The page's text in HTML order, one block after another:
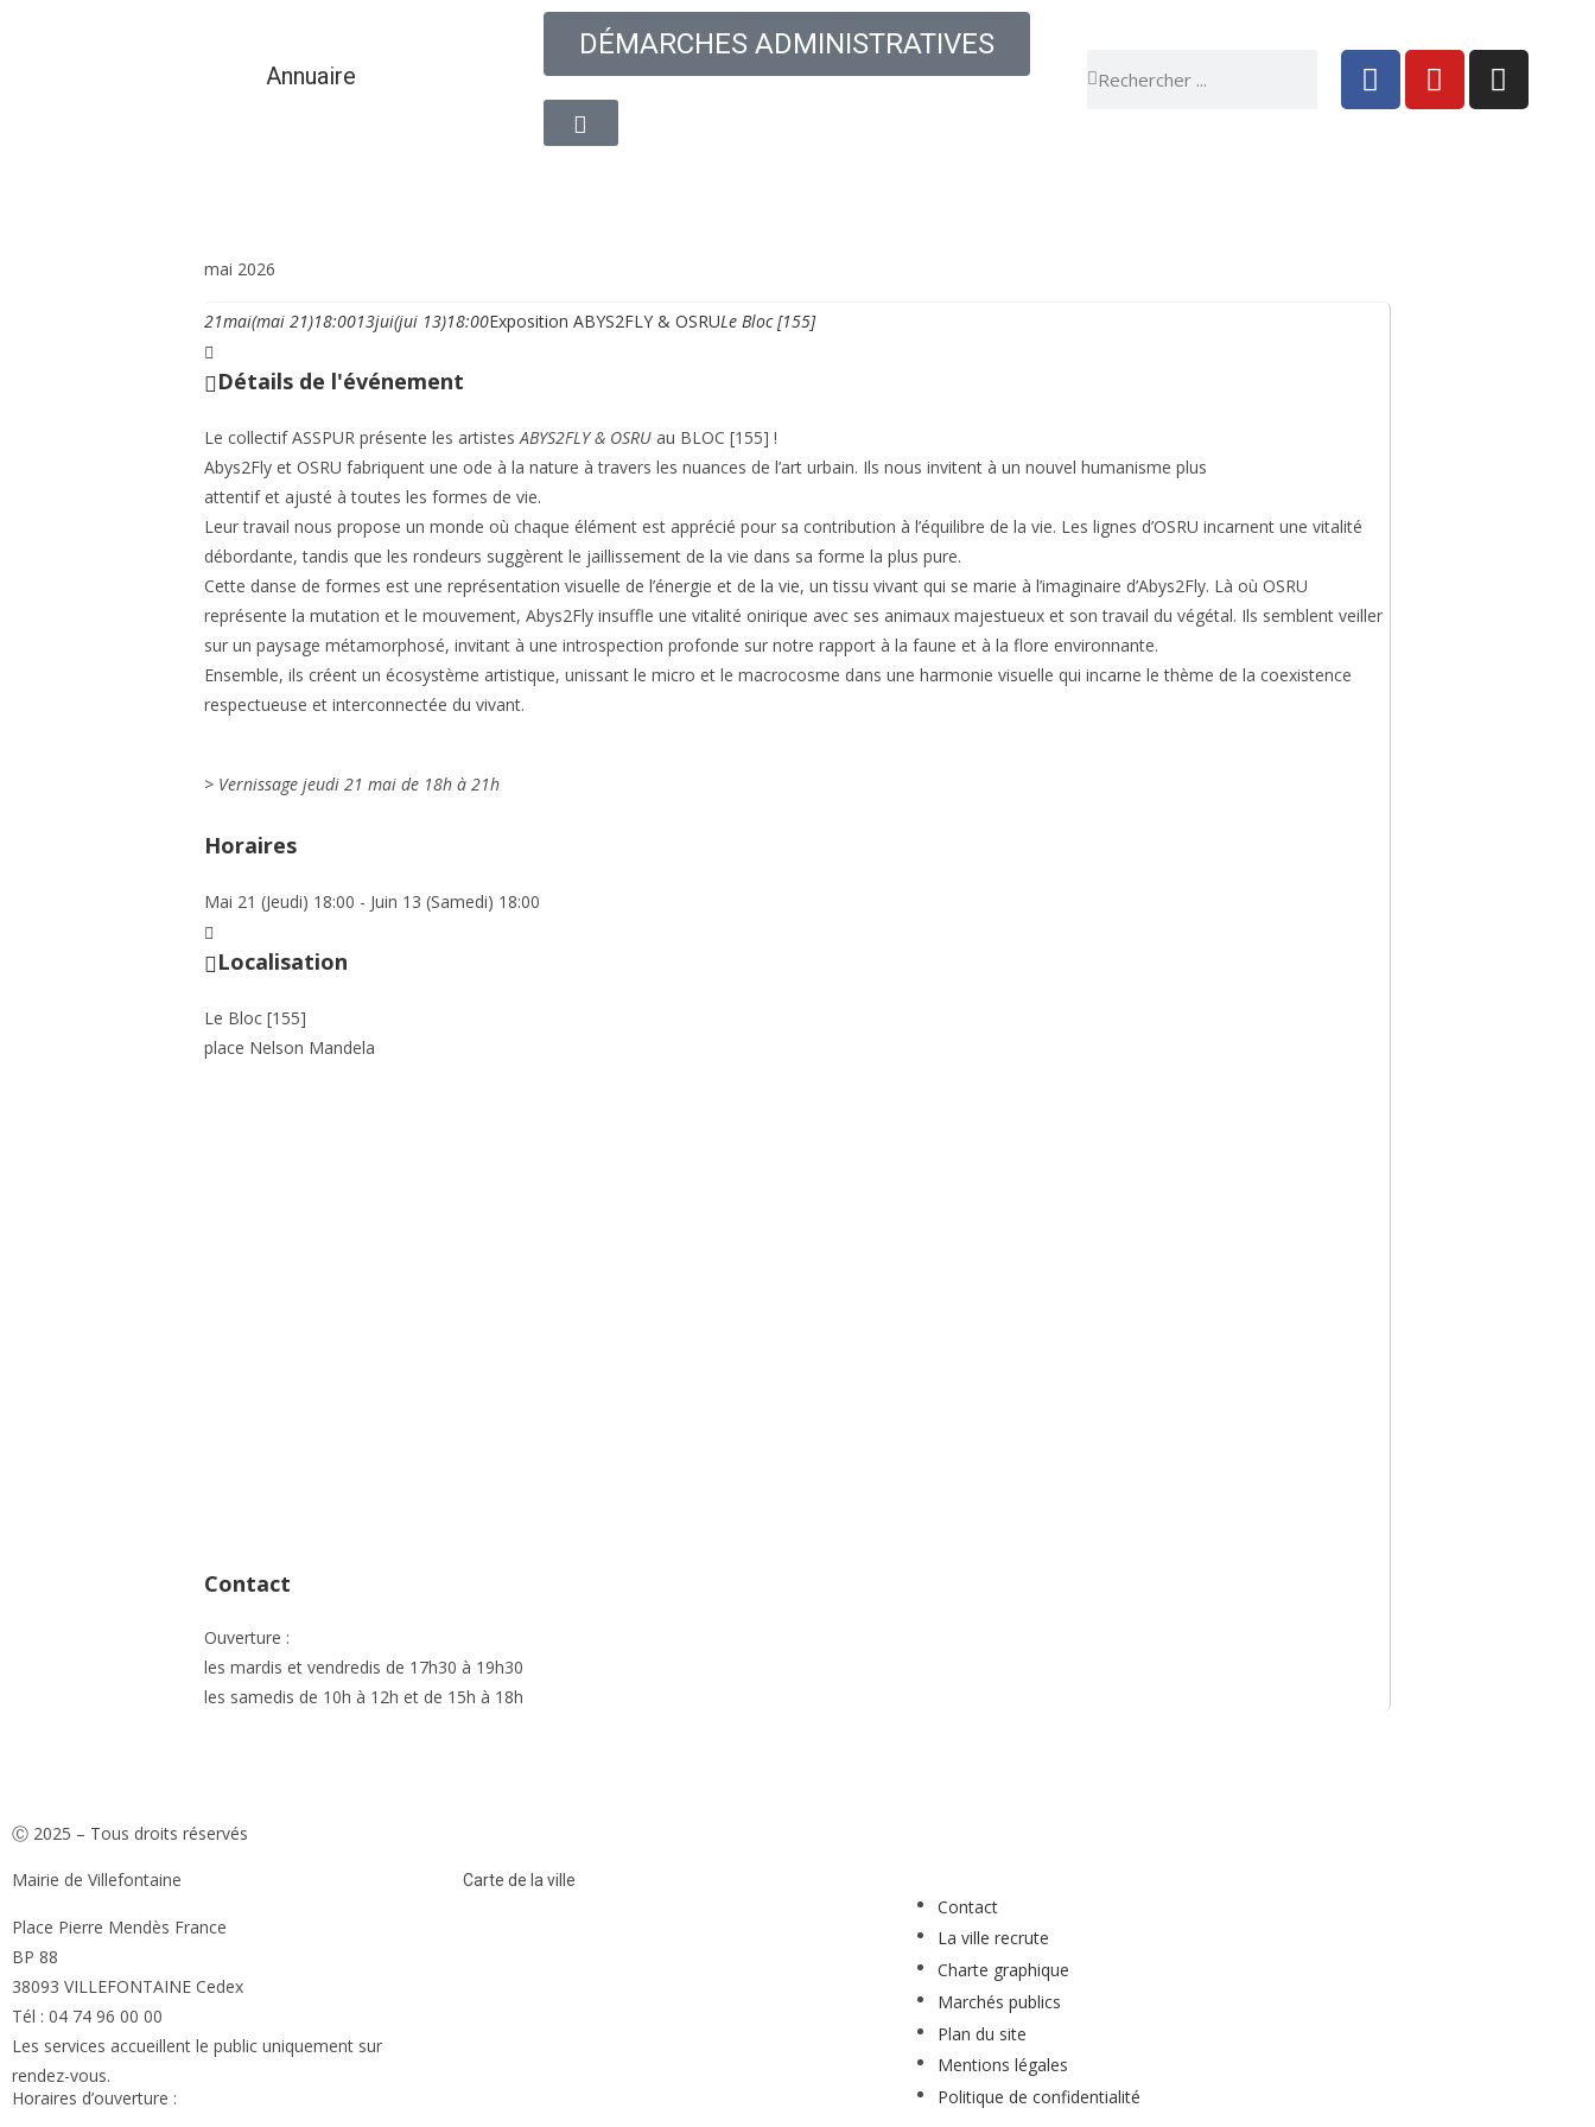
Annuaire
DÉMARCHES ADMINISTRATIVES
mai 2026
21mai(mai 21)18:0013jui(jui 13)18:00Exposition ABYS2FLY & OSRULe Bloc [155]
Détails de l'événement
Le collectif ASSPUR présente les artistesABYS2FLY & OSRU au BLOC [155] !
Abys2Fly et OSRU fabriquent une ode à la nature à travers les nuances de l’art urbain. Ils nous invitent à un nouvel humanisme plus
attentif et ajusté à toutes les formes de vie.
Leur travail nous propose un monde où chaque élément est apprécié pour sa contribution à l’équilibre de la vie. Les lignes d’OSRU incarnent une vitalité
débordante, tandis que les rondeurs suggèrent le jaillissement de la vie dans sa forme la plus pure.
Cette danse de formes est une représentation visuelle de l’énergie et de la vie, un tissu vivant qui se marie à l’imaginaire d’Abys2Fly. Là où OSRU
représente la mutation et le mouvement, Abys2Fly insuffle une vitalité onirique avec ses animaux majestueux et son travail du végétal. Ils semblent veiller
sur un paysage métamorphosé, invitant à une introspection profonde sur notre rapport à la faune et à la flore environnante.
Ensemble, ils créent un écosystème artistique, unissant le micro et le macrocosme dans une harmonie visuelle qui incarne le thème de la coexistence
respectueuse et interconnectée du vivant.
> Vernissage jeudi 21 mai de 18h à 21h
Horaires
Mai 21 (Jeudi) 18:00 - Juin 13 (Samedi) 18:00
Localisation
Le Bloc [155]
place Nelson Mandela
Contact
Ouverture :
les mardis et vendredis de 17h30 à 19h30
les samedis de 10h à 12h et de 15h à 18h
Ⓒ 2025 – Tous droits réservés
Mairie de Villefontaine
Place Pierre Mendès France
BP 88
38093 VILLEFONTAINE Cedex
Tél : 04 74 96 00 00
Les services accueillent le public uniquement sur
rendez-vous.
Horaires d’ouverture :
Carte de la ville
Contact
La ville recrute
Charte graphique
Marchés publics
Plan du site
Mentions légales
Politique de confidentialité